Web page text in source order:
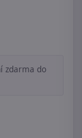
zdarma do